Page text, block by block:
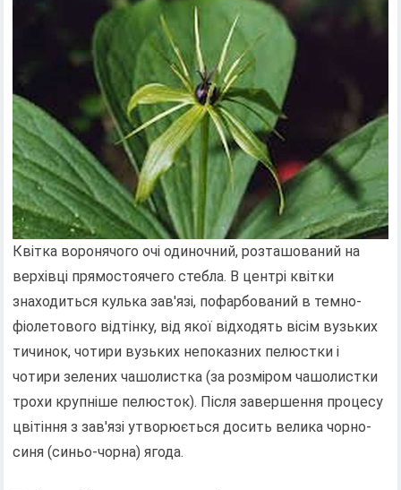
Квітка воронячого очі одиночний, розташований на
верхівці прямостоячего стебла. В центрі квітки
знаходиться кулька зав'язі, пофарбований в темно-
фіолетового відтінку, від якої відходять вісім вузьких
тичинок, чотири вузьких непоказних пелюстки і
чотири зелених чашолистка (за розміром чашолистки
трохи крупніше пелюсток). Після завершення процесу
цвітіння з зав'язі утворюється досить велика чорно-
синя (синьо-чорна) ягода.